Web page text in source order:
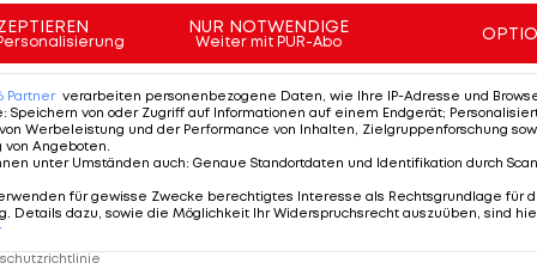
die Situation über: "Auch wenn es nicht wahr ist, ist
es, dass die Leute darüber reden."
-Sport. Denn in der Vergangenheit fuhr der
Circuit Ricardo Tormo zu PR-Zwecken dasMotoGP
NUR NOTWENDIGE
Weiter mit PUR-Abo
Partner verarbeiten personenbezogene Daten, wie Ihre IP-Adresse und
: Speichern von oder Zugriff auf Informationen auf einem Endgerät;
Werbeleistung und der Performance von Inhalten, Zielgruppenforschung
von Angeboten
unter Umständen auch: Genaue Standortdaten und Identifikation durch
für gewisse Zwecke berechtigtes Interesse als Rechtsgrundlage für
Details dazu, sowie die Möglichkeit Ihr Widerspruchsrecht auszuüben, sind